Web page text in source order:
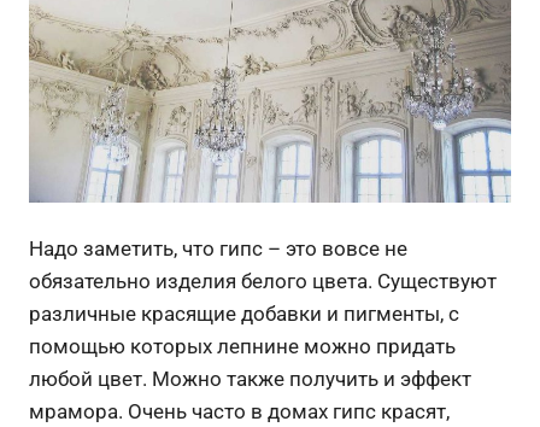
Надо заметить, что гипс – это вовсе не
обязательно изделия белого цвета. Существуют
различные красящие добавки и пигменты, с
помощью которых лепнине можно придать
любой цвет. Можно также получить и эффект
мрамора. Очень часто в домах гипс красят,